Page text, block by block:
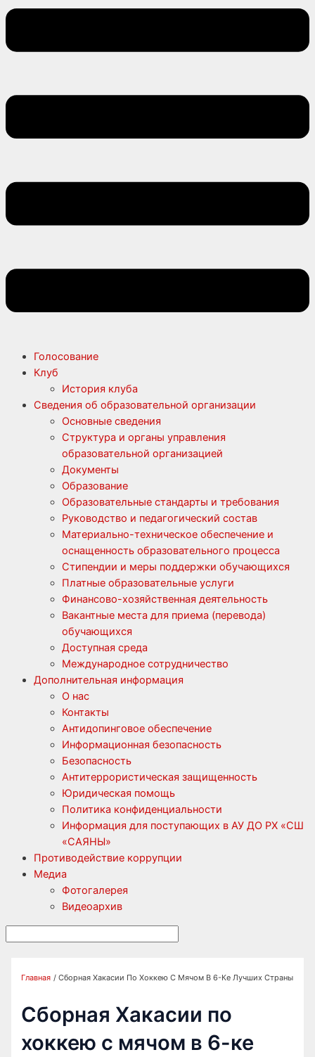
Голосование
Клуб
История клуба
Сведения об образовательной организации
Основные сведения
Структура и органы управления
образовательной организацией
Документы
Образование
Образовательные стандарты и требования
Руководство и педагогический состав
Материально-техническое обеспечение и
оснащенность образовательного процесса
Стипендии и меры поддержки обучающихся
Платные образовательные услуги
Финансово-хозяйственная деятельность
Вакантные места для приема (перевода)
обучающихся
Доступная среда
Международное сотрудничество
Дополнительная информация
О нас
Контакты
Антидопинговое обеспечение
Информационная безопасность
Безопасность
Антитеррористическая защищенность
Юридическая помощь
Политика конфиденциальности
Информация для поступающих в АУ ДО РХ «СШ
«САЯНЫ»
Противодействие коррупции
Медиа
Фотогалерея
Видеоархив
Главная Сборная Хакасии По Хоккею С Мячом В 6-Ке Лучших Страны
Сборная Хакасии по
хоккею с мячом в 6-ке